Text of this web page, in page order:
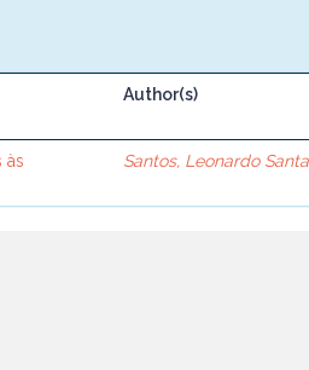
Author(s)
às
Santos, Leonardo